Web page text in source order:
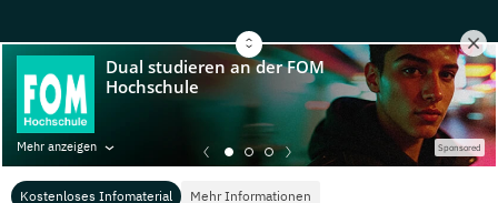
Kostenloses Infomaterial Mehr Informationen
Mehr anzeigen Sponsored
© Copyright 2026, TarGroup Media GmbH
Impressum
uns
Datenschutzerklärung Nutzungsbedingungen